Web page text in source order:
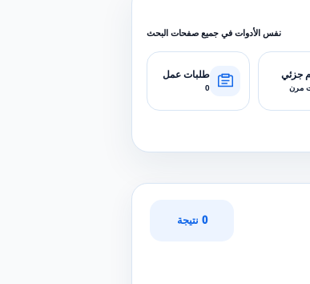
نفس الأدوات في جميع صفحات البحث
جزئي
مرن
طلبات عمل
0
0 نتيجة